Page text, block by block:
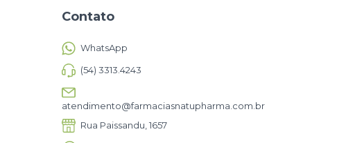
Contato
WhatsApp
(54) 3313.4243
atendimento@farmaciasnatupharma.com.br
Rua Paissandu, 1657